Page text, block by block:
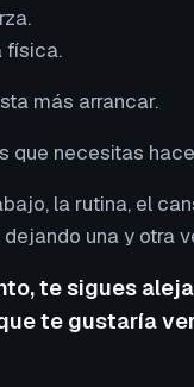
física.
más arrancar.
que necesitas
la rutina, el
una y otra
te sigues
te gustaría